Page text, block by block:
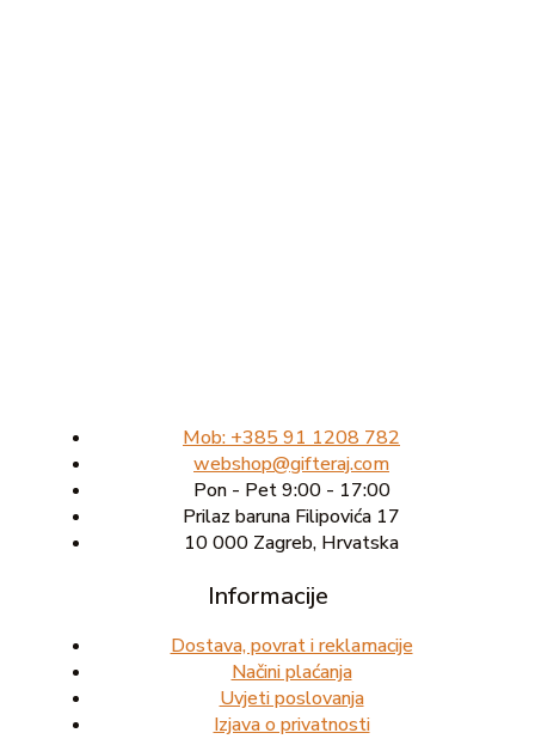
Mob: +385 91 1208 782
webshop@gifteraj.com
Pon - Pet 9:00 - 17:00
Prilaz baruna Filipovića 17
10 000 Zagreb, Hrvatska
Informacije
Dostava, povrat i reklamacije
Načini plaćanja
Uvjeti poslovanja
Izjava o privatnosti